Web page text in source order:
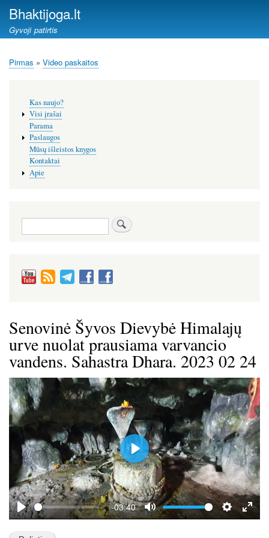
Bhaktijoga.lt
Gyvoji patirtis
Kelias
Pirmas Video paskaitos
Senovinė Šyvos Dievybė Himalajų
urve nuolat prausiama varvancio
vandens. Sahastra Dhara. 2023 02 24
P
l
-03:40
M
S
E
P
l
a
y
meniu
Kas naujo?
Visi įrašai
Parama
Paslaugos
Mūsų išleistos knygos
Kontaktai
Apie
Paieška